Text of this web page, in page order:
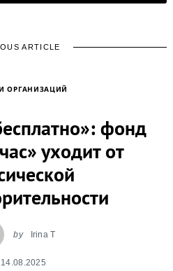
ARTICLE
ОРГАНИЗАЦИЙ
фонд
уходит от
by Irina T
14.08.2025